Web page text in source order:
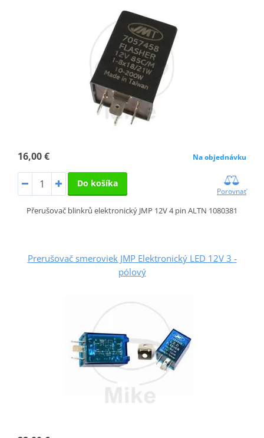
16,00 € Na objednávku
Do košíka
Porovnať
Přerušovač blinkrů elektronický JMP 12V 4 pin ALTN 1080381
Prerušovač smeroviek JMP Elektronický LED 12V 3 -
pólový